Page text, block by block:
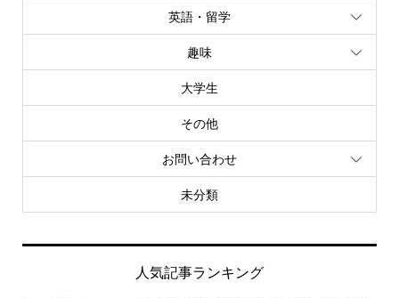
英語・留学
趣味
大学生
その他
お問い合わせ
未分類
人気記事ランキング